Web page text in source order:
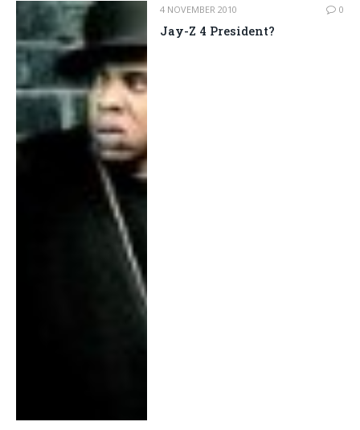
4 NOVEMBER 2010 0
Jay-Z 4 President?